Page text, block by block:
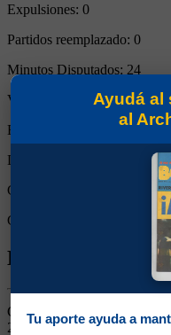
Expulsiones: 0
Partidos reemplazado: 0
Minutos Disputados: 24
Victorias:
Empates:
Derrotas:
Goles de Boca:
Goles rivales:
Biografía de
Centrodelantero. Ganó dos
2003). Llegó a las inferiores
Ayudá al
al
Tu aporte ayuda a